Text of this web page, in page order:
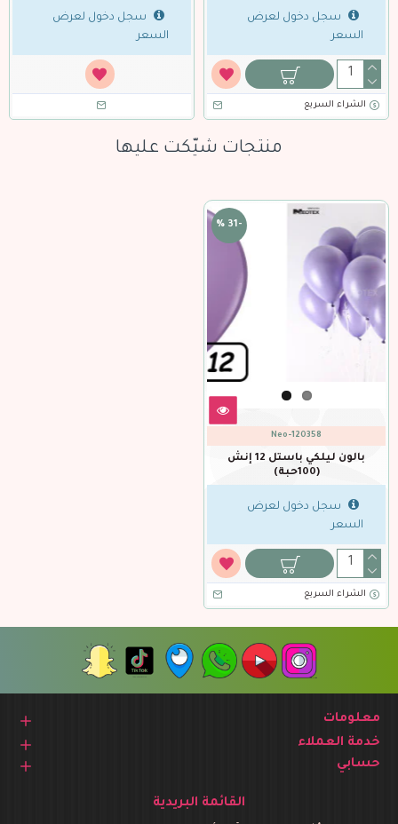
سجل دخول لعرض
السعر
الشراء السريع
سجل دخول لعرض
السعر
منتجات شيّكت عليها
-31 %
Neo-120358
بالون ليلكي باستل 12 إنش
(100حبة)
سجل دخول لعرض
السعر
الشراء السريع
معلومات
خدمة العملاء
حسابي
القائمة البريدية